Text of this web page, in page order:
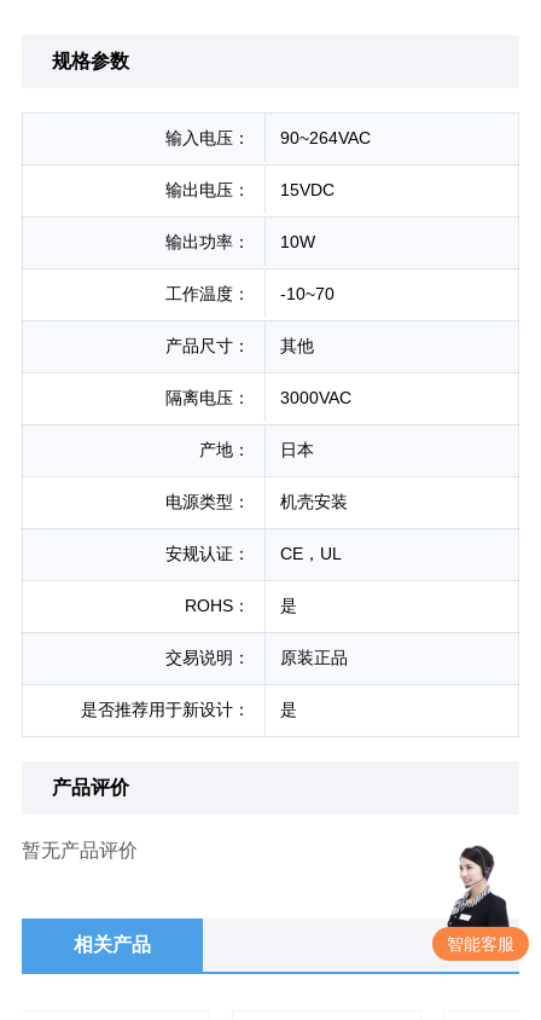
规格参数
输入电压： 90~264VAC
输出电压： 15VDC
输出功率： 10W
工作温度： -10~70
产品尺寸： 其他
隔离电压： 3000VAC
产地： 日本
电源类型： 机壳安装
安规认证： CE，UL
ROHS： 是
交易说明： 原装正品
是否推荐用于新设计： 是
产品评价
暂无产品评价
相关产品 智能客服